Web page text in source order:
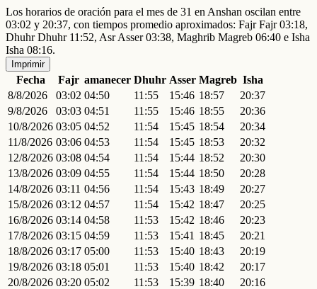
Los horarios de oración para el mes de 31 en Anshan oscilan entre
03:02 y 20:37, con tiempos promedio aproximados: Fajr Fajr 03:18,
Dhuhr Dhuhr 11:52, Asr Asser 03:38, Maghrib Magreb 06:40 e Isha
Isha 08:16.
Imprimir
Fecha Fajr amanecer Dhuhr Asser Magreb Isha
8/8/2026
03:02 04:50 11:55 15:46 18:57
20:37
9/8/2026
03:03 04:51 11:55 15:46 18:55
20:36
10/8/2026 03:05 04:52 11:54 15:45 18:54
20:34
11/8/2026 03:06 04:53 11:54 15:45 18:53
20:32
12/8/2026 03:08 04:54 11:54 15:44 18:52
20:30
13/8/2026 03:09 04:55 11:54 15:44 18:50
20:28
14/8/2026 03:11 04:56 11:54 15:43 18:49
20:27
15/8/2026 03:12 04:57 11:54 15:42 18:47
20:25
16/8/2026 03:14 04:58 11:53 15:42 18:46
20:23
17/8/2026 03:15 04:59 11:53 15:41 18:45
20:21
18/8/2026 03:17 05:00 11:53 15:40 18:43
20:19
19/8/2026 03:18 05:01 11:53 15:40 18:42
20:17
20/8/2026 03:20 05:02 11:53 15:39 18:40
20:16